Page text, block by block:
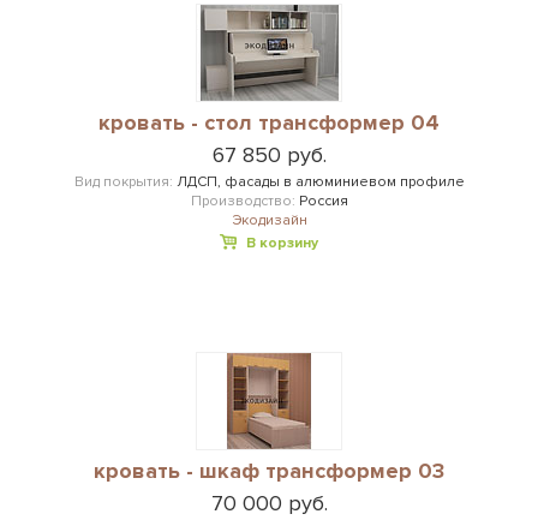
кровать - стол трансформер 04
67 850 руб.
Вид покрытия: ЛДСП, фасады в алюминиевом профиле
Производство: Россия
Экодизайн
В корзину
кровать - шкаф трансформер 03
70 000 руб.